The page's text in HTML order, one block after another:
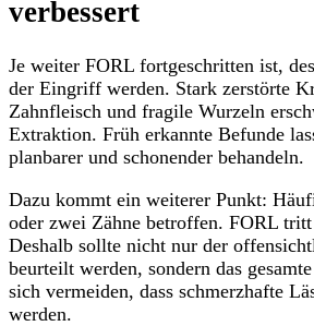
verbessert
Je weiter FORL fortgeschritten ist,
der Eingriff werden. Stark zerstörte
Zahnfleisch und fragile Wurzeln
Extraktion. Früh erkannte Befunde
planbarer und schonender behandeln.
Dazu kommt ein weiterer Punkt:
oder zwei Zähne betroffen. FORL
Deshalb sollte nicht nur der
beurteilt werden, sondern das
sich vermeiden, dass schmerzhafte
werden.